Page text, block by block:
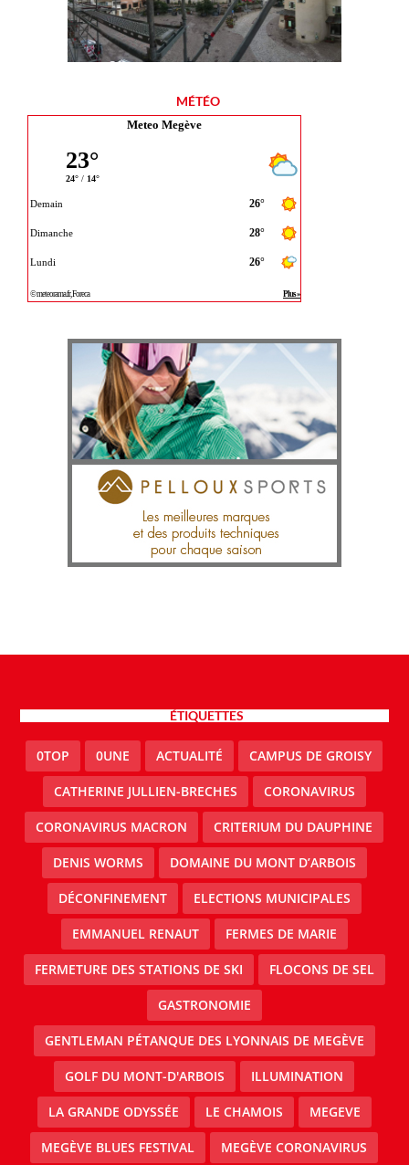
MÉTÉO
Meteo Megève
ÉTIQUETTES
0TOP 0UNE ACTUALITÉ CAMPUS DE GROISY
CATHERINE JULLIEN-BRECHES CORONAVIRUS
CORONAVIRUS MACRON CRITERIUM DU DAUPHINE
DENIS WORMS DOMAINE DU MONT D’ARBOIS
DÉCONFINEMENT ELECTIONS MUNICIPALES
EMMANUEL RENAUT FERMES DE MARIE
FERMETURE DES STATIONS DE SKI FLOCONS DE SEL
GASTRONOMIE
GENTLEMAN PÉTANQUE DES LYONNAIS DE MEGÈVE
GOLF DU MONT-D'ARBOIS ILLUMINATION
LA GRANDE ODYSSÉE LE CHAMOIS MEGEVE
MEGÈVE BLUES FESTIVAL MEGÈVE CORONAVIRUS